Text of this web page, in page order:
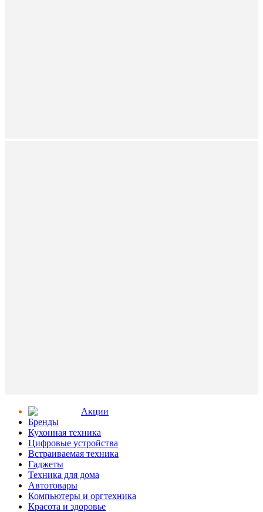
Aкции
Бренды
Кухонная техника
Цифровые устройства
Встраиваемая техника
Гаджеты
Техника для дома
Автотовары
Компьютеры и оргтехника
Красота и здоровье